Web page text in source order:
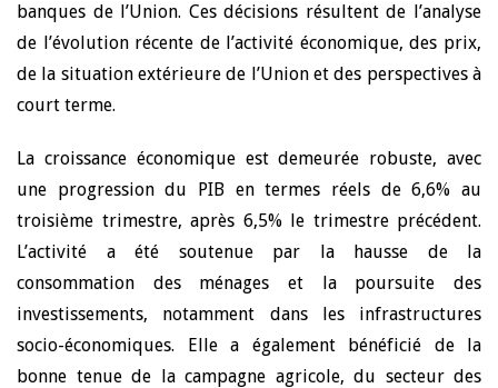
banques de l’Union. Ces décisions résultent de l’analyse
de l’évolution récente de l’activité économique, des prix,
de la situation extérieure de l’Union et des perspectives à
court terme.
La croissance économique est demeurée robuste, avec
une progression du PIB en termes réels de 6,6% au
troisième trimestre, après 6,5% le trimestre précédent.
L’activité a été soutenue par la hausse de la
consommation des ménages et la poursuite des
investissements, notamment dans les infrastructures
socio-économiques. Elle a également bénéficié de la
bonne tenue de la campagne agricole, du secteur des